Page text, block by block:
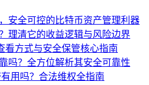
安全可控的比特币资产管理利器
理清它的收益逻辑与风险边界
看方式与安全保管核心指南
吗？全方位解析其安全可靠性
用吗？合法维权全指南